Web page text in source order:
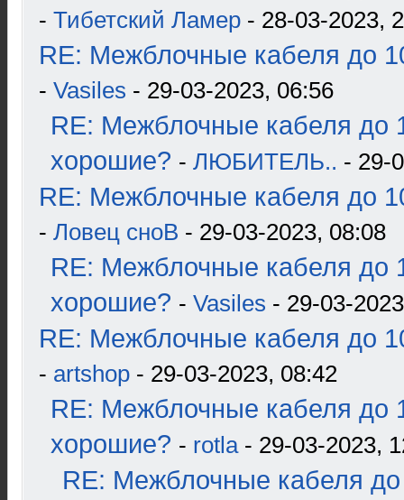
- Тибетский Ламер - 28-03-2023,
RE: Межблочные кабеля до
- Vasiles - 29-03-2023, 06:56
RE: Межблочные кабеля до
хорошие? - ЛЮБИТЕЛЬ.. - 29-
RE: Межблочные кабеля до
- Ловец сноВ - 29-03-2023, 08:08
RE: Межблочные кабеля до
хорошие? - Vasiles - 29-03-
RE: Межблочные кабеля до
- artshop - 29-03-2023, 08:42
RE: Межблочные кабеля до
хорошие? - rotla- 29-03-2023,
RE: Межблочные кабеля до